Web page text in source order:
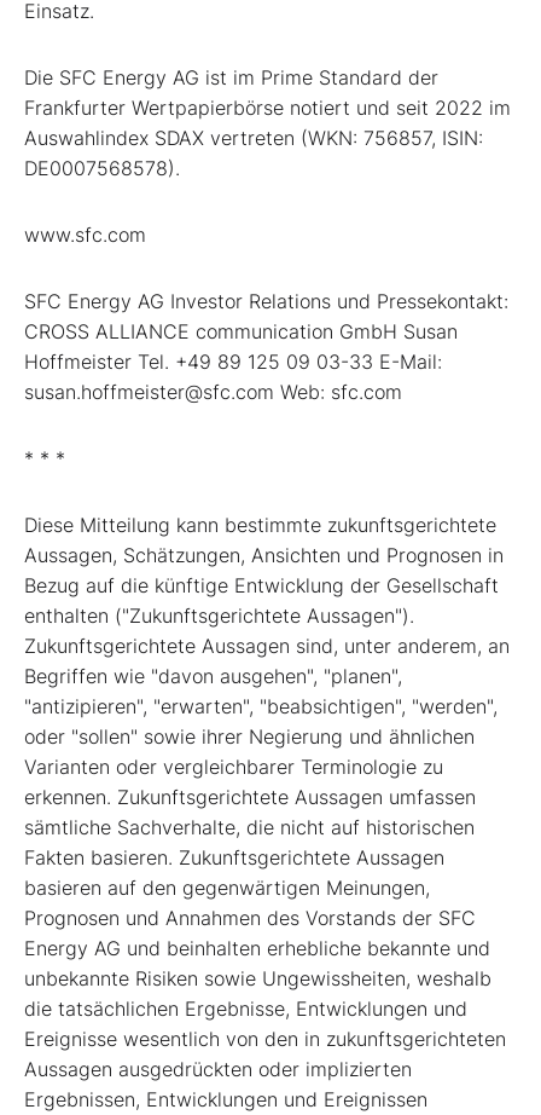
Einsatz.
Die SFC Energy AG ist im Prime Standard der
Frankfurter Wertpapierbörse notiert und seit 2022 im
Auswahlindex SDAX vertreten (WKN: 756857, ISIN:
DE0007568578).
www.sfc.com
SFC Energy AG Investor Relations und Pressekontakt:
CROSS ALLIANCE communication GmbH Susan
Hoffmeister Tel. +49 89 125 09 03-33 E-Mail:
susan.hoffmeister@sfc.com Web: sfc.com
* * *
Diese Mitteilung kann bestimmte zukunftsgerichtete
Aussagen, Schätzungen, Ansichten und Prognosen in
Bezug auf die künftige Entwicklung der Gesellschaft
enthalten ("Zukunftsgerichtete Aussagen").
Zukunftsgerichtete Aussagen sind, unter anderem, an
Begriffen wie "davon ausgehen", "planen",
"antizipieren", "erwarten", "beabsichtigen", "werden",
oder "sollen" sowie ihrer Negierung und ähnlichen
Varianten oder vergleichbarer Terminologie zu
erkennen. Zukunftsgerichtete Aussagen umfassen
sämtliche Sachverhalte, die nicht auf historischen
Fakten basieren. Zukunftsgerichtete Aussagen
basieren auf den gegenwärtigen Meinungen,
Prognosen und Annahmen des Vorstands der SFC
Energy AG und beinhalten erhebliche bekannte und
unbekannte Risiken sowie Ungewissheiten, weshalb
die tatsächlichen Ergebnisse, Entwicklungen und
Ereignisse wesentlich von den in zukunftsgerichteten
Aussagen ausgedrückten oder implizierten
Ergebnissen, Entwicklungen und Ereignissen